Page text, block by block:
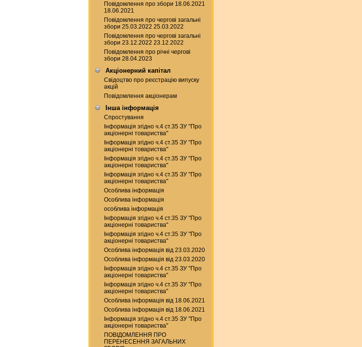
Повідомлення про збори 18.06.2021
18.06.2021
Повідомлення про чергові загальні
збори 25.03.2022 25.03.2022
Повідомлення про чергові загальні
збори 23.12.2022 23.12.2022
Повідомлення про річні чергові
збори 28.04.2023
Акціонерний капітал
Свідоцтво про реєстрацію випуску
акцій
Повідомлення акціонерам
Інша інформація
Спростування
Інформація згідно ч.4 ст.35 ЗУ "Про
акціонерні товариства"
Інформація згідно ч.4 ст.35 ЗУ "Про
акціонерні товариства"
Інформація згідно ч.4 ст.35 ЗУ "Про
акціонерні товариства"
Інформація згідно ч.4 ст.35 ЗУ "Про
акціонерні товариства"
Особлива інформація
Особлива інформація
особлива інформація
Інформація згідно ч.4 ст.35 ЗУ "Про
акціонерні товариства"
Інформація згідно ч.4 ст.35 ЗУ "Про
акціонерні товариства"
Особлива інформація від 23.03.2020
Особлива інформація від 23.03.2020
Інформація згідно ч.4 ст.35 ЗУ "Про
акціонерні товариства"
Інформація згідно ч.4 ст.35 ЗУ "Про
акціонерні товариства"
Особлива інформація від 18.06.2021
Особлива інформація від 18.06.2021
Інформація згідно ч.4 ст.35 ЗУ "Про
акціонерні товариства"
ПОВІДОМЛЕННЯ ПРО
ПЕРЕНЕСЕННЯ ЗАГАЛЬНИХ